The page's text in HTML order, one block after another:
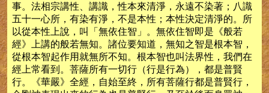
事。法相宗講性、講識，性本來清淨，永遠不染著；八識
五十一心所，有染有淨，不是本性；本性決定清淨的。所
以從本性上說，叫「無依住智」。無依住智即是《般若
經》上講的般若無知。諸位要知道，無知之智是根本智，
從根本智起作用就無所不知。根本智也叫法界性，我們在
經上常看到。菩薩所有一切行（行是行為），都是普賢
行。《華嚴》全經，自始至終，所有菩薩行都是普賢行，